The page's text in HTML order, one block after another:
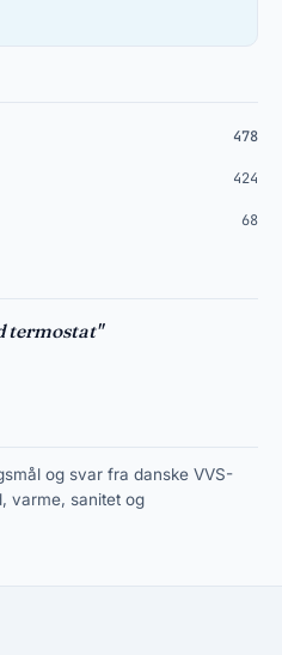
478
424
68
termostat"
og svar fra danske VVS-
varme, sanitet og